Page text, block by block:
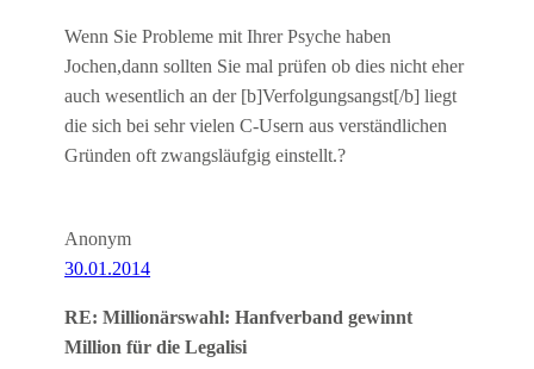
Wenn Sie Probleme mit Ihrer Psyche haben
Jochen,dann sollten Sie mal prüfen ob dies nicht eher
auch wesentlich an der [b]Verfolgungsangst[/b] liegt
die sich bei sehr vielen C-Usern aus verständlichen
Gründen oft zwangsläufgig einstellt.?
Anonym
30.01.2014
RE: Millionärswahl: Hanfverband gewinnt
Million für die Legalisi